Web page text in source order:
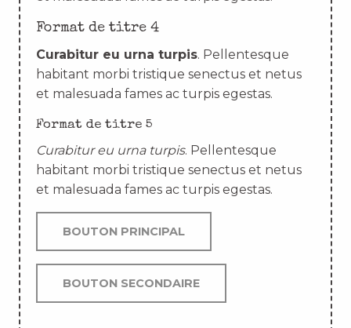
Format de titre 4
Curabitur eu urna turpis. Pellentesque
habitant morbi tristique senectus et netus
et malesuada fames ac turpis egestas.
Format de titre 5
Curabitur eu urna turpis. Pellentesque
habitant morbi tristique senectus et netus
et malesuada fames ac turpis egestas.
BOUTON PRINCIPAL
BOUTON SECONDAIRE